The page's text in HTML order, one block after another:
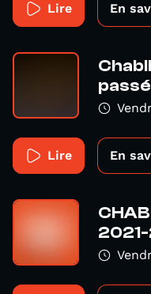
Lire En
Lire En